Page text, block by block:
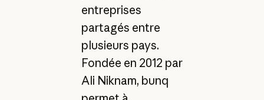
entreprises
partagés entre
plusieurs pays.
Fondée en 2012 par
Ali Niknam, bunq